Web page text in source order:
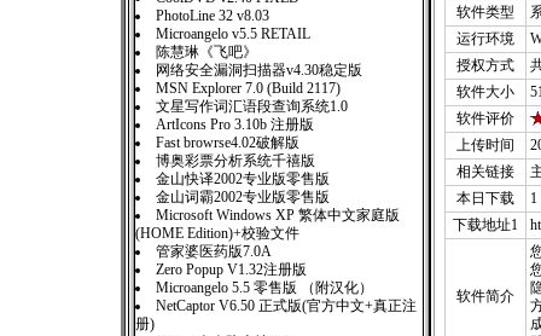
PhotoLine 32 v8.03
Microangelo v5.5 RETAIL
陈慧琳《飞吧》
网络安全漏洞扫描器v4.30稳定版
MSN Explorer 7.0 (Build 2117)
文星写作词汇语段查询系统1.0
ArtIcons Pro 3.10b 注册版
Fast browrse4.02破解版
博奥彩票分析系统千禧版
金山快译2002专业版零售版
金山词霸2002专业版零售版
Microsoft Windows XP 繁体中文家庭版
(HOME Edition)+校验文件
管家婆医药版7.0A
Zero Popup V1.32注册版
Microangelo 5.5 零售版 （附汉化）
NetCaptor V6.50 正式版(官方中文+真正注
册)
软件类型
运行环境
授权方式
软件大小
软件评价
上传时间
相关链接
本日下载
下载地址1
软件简介